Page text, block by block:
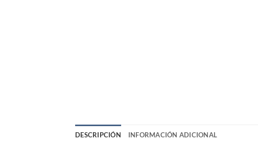
DESCRIPCIÓN INFORMACIÓN ADICIONAL